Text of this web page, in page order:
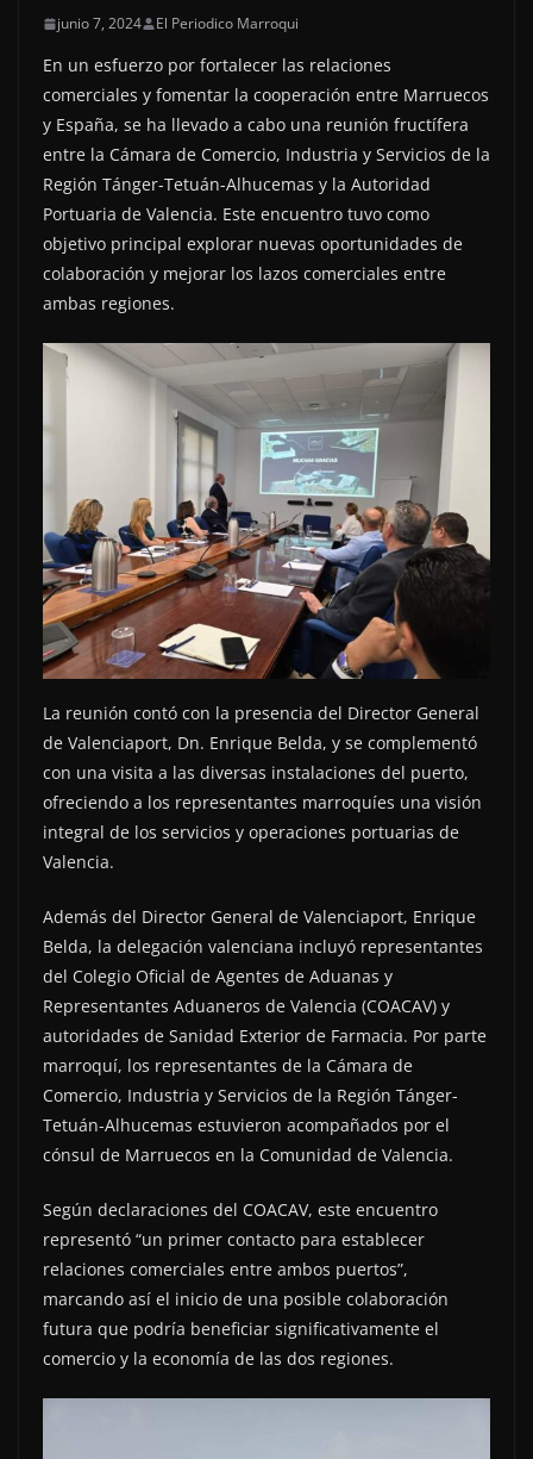
junio 7, 2024 El Periodico Marroqui
En un esfuerzo por fortalecer las relaciones
comerciales y fomentar la cooperación entre Marruecos
y España, se ha llevado a cabo una reunión fructífera
entre la Cámara de Comercio, Industria y Servicios de la
Región Tánger-Tetuán-Alhucemas y la Autoridad
Portuaria de Valencia. Este encuentro tuvo como
objetivo principal explorar nuevas oportunidades de
colaboración y mejorar los lazos comerciales entre
ambas regiones.
La reunión contó con la presencia del Director General
de Valenciaport, Dn. Enrique Belda, y se complementó
con una visita a las diversas instalaciones del puerto,
ofreciendo a los representantes marroquíes una visión
integral de los servicios y operaciones portuarias de
Valencia.
Además del Director General de Valenciaport, Enrique
Belda, la delegación valenciana incluyó representantes
del Colegio Oficial de Agentes de Aduanas y
Representantes Aduaneros de Valencia (COACAV) y
autoridades de Sanidad Exterior de Farmacia. Por parte
marroquí, los representantes de la Cámara de
Comercio, Industria y Servicios de la Región Tánger-
Tetuán-Alhucemas estuvieron acompañados por el
cónsul de Marruecos en la Comunidad de Valencia.
Según declaraciones del COACAV, este encuentro
representó “un primer contacto para establecer
relaciones comerciales entre ambos puertos”,
marcando así el inicio de una posible colaboración
futura que podría beneficiar significativamente el
comercio y la economía de las dos regiones.